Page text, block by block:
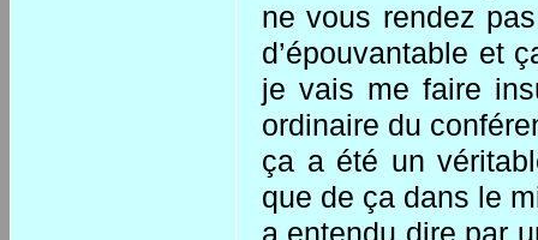
ne vous rendez
d’épouvantable et
je vais me faire
ordinaire du
ça a été un
que de ça dans le
a entendu dire par